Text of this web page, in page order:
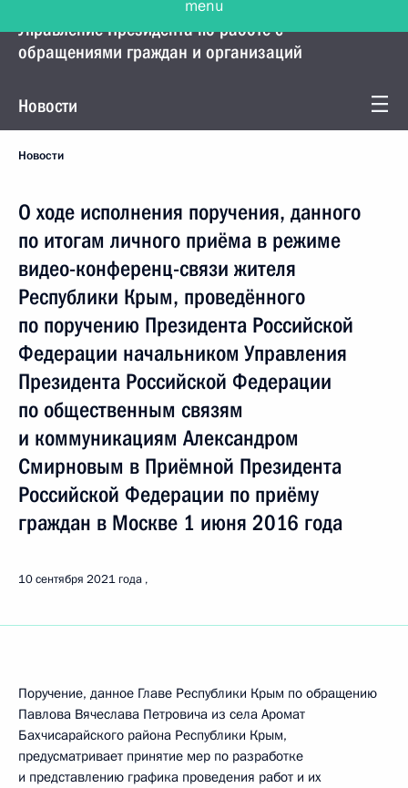
Управление Президента по работе с
обращениями граждан и организаций
Новости
Новости
О ходе исполнения поручения, данного
по итогам личного приёма в режиме
видео-конференц-связи жителя
Республики Крым, проведённого
по поручению Президента Российской
Федерации начальником Управления
Президента Российской Федерации
по общественным связям
и коммуникациям Александром
Смирновым в Приёмной Президента
Российской Федерации по приёму
граждан в Москве 1 июня 2016 года
10 сентября 2021 года
Поручение, данное Главе Республики Крым по обращению
Павлова Вячеслава Петровича из села Аромат
Бахчисарайского района Республики Крым,
предусматривает принятие мер по разработке
и представлению графика проведения работ и их